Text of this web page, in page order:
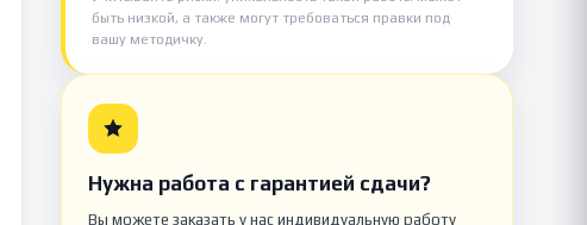
быть низкой, а также могут требоваться правки под
вашу методичку.
Нужна работа с гарантией сдачи?
Вы можете заказать у нас индивидуальную работу